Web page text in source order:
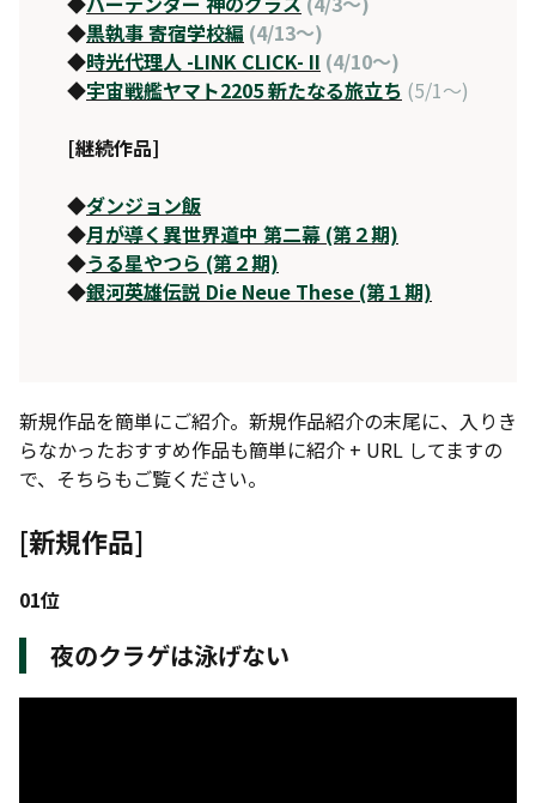
◆黒執事 寄宿学校編 (4/13～)
◆時光代理人 -LINK CLICK- II (4/10～)
◆宇宙戦艦ヤマト2205 新たなる旅立ち (5/1～)
[継続作品]
◆ダンジョン飯
◆月が導く異世界道中 第二幕 (第２期)
◆うる星やつら (第２期)
◆銀河英雄伝説 Die Neue These (第１期)
新規作品を簡単にご紹介。新規作品紹介の末尾に、入りき
らなかったおすすめ作品も簡単に紹介 + URL してますの
で、そちらもご覧ください。
[新規作品]
01位
夜のクラゲは泳げない